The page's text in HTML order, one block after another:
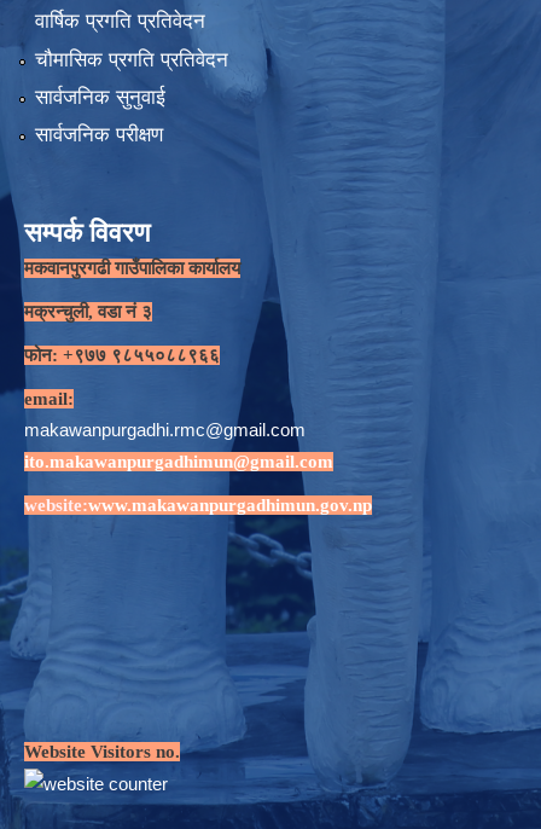
वार्षिक प्रगति प्रतिवेदन
चौमासिक प्रगति प्रतिवेदन
सार्वजनिक सुनुवाई
सार्वजनिक परीक्षण
सम्पर्क विवरण
मकवानपुरगढी गाउँपालिका कार्यालय
मक्रन्चुली, वडा नं ३
फोन: +९७७ ९८५५०८८९६६
email:
makawanpurgadhi.rmc@gmail.com
ito.makawanpurgadhimun@gmail.com
website:www.makawanpurgadhimun.gov.np
Website Visitors no.